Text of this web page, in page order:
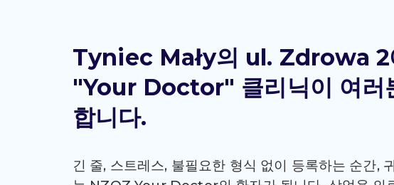
Tyniec Mały의 ul. Zdrowa 2
"Your Doctor" 클리닉이 여러
합니다.
긴 줄, 스트레스, 불필요한 형식 없이 등록하는 순간,